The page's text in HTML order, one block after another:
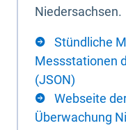
Niedersachsen.
Stündliche
Messstationen
(JSON)
Webseite
Überwachung